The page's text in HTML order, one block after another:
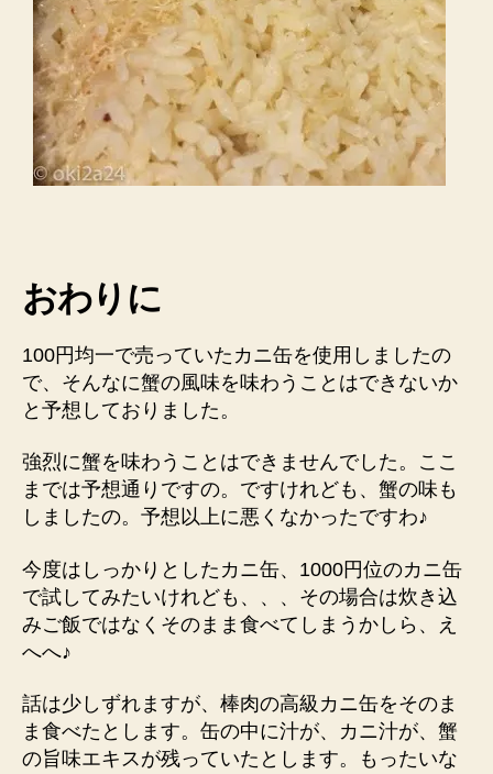
おわりに
100円均一で売っていたカニ缶を使用しましたの
で、そんなに蟹の風味を味わうことはできないか
と予想しておりました。
強烈に蟹を味わうことはできませんでした。ここ
までは予想通りですの。ですけれども、蟹の味も
しましたの。予想以上に悪くなかったですわ♪
今度はしっかりとしたカニ缶、1000円位のカニ缶
で試してみたいけれども、、、その場合は炊き込
みご飯ではなくそのまま食べてしまうかしら、え
へへ♪
話は少しずれますが、棒肉の高級カニ缶をそのま
ま食べたとします。缶の中に汁が、カニ汁が、蟹
の旨味エキスが残っていたとします。もったいな